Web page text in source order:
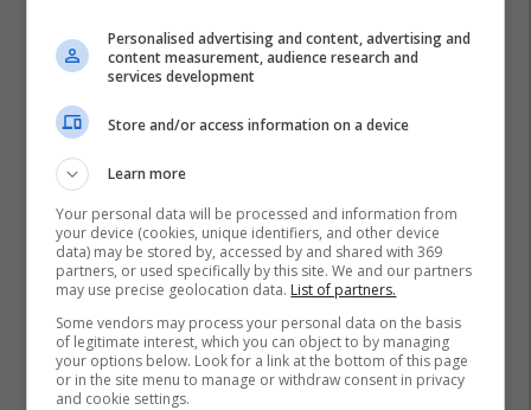
Personalised advertising and content, advertising and
content measurement, audience research and
services development
Store and/or access information on a device
Learn more
Your personal data will be processed and information from
your device (cookies, unique identifiers, and other device
data) may be stored by, accessed by and shared with 369
partners, or used specifically by this site. We and our partners
may use precise geolocation data. List of partners.
Some vendors may process your personal data on the basis
of legitimate interest, which you can object to by managing
your options below. Look for a link at the bottom of this page
or in the site menu to manage or withdraw consent in privacy
and cookie settings.